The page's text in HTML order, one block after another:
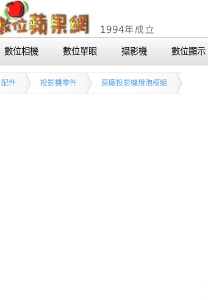
數位相機 數位單眼 攝影機 數位顯示
配件 投影機零件 原廠投影機燈泡模組